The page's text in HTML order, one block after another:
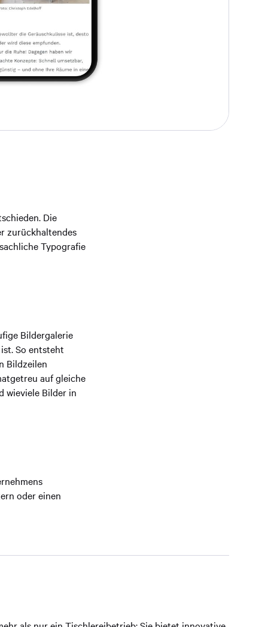
Die
zurückhaltendes
Typografie
Bildergalerie
So entsteht
Bildzeilen
auf gleiche
wieviele Bilder in
oder einen